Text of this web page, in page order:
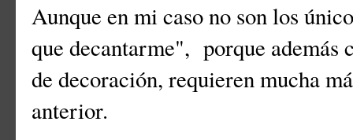
Aunque en mi caso no son los
que decantarme", porque además
de decoración, requieren mucha
anterior.